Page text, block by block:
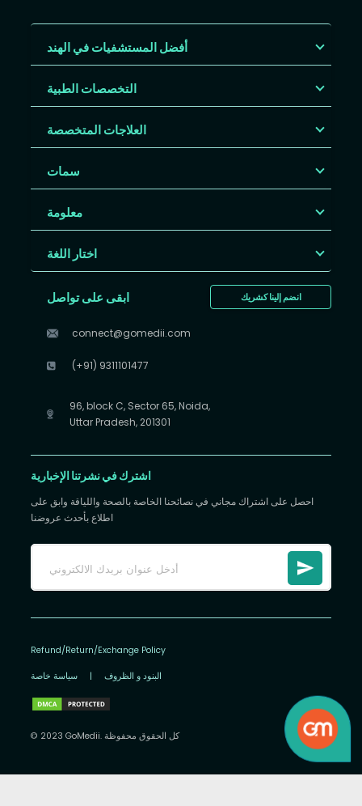
أفضل المستشفيات في الهند
التخصصات الطبية
العلاجات المتخصصة
سمات
معلومة
اختار اللغة
انضم إلينا كشريك ابقى على تواصل
connect@gomedii.com
(+91) 9311101477
96, block C, Sector 65, Noida,
Uttar Pradesh, 201301
اشترك في نشرتنا الإخبارية
احصل على اشتراك مجاني في نصائحنا الخاصة بالصحة واللياقة وابق على
اطلاع بأحدث عروضنا
Refund/Return/Exchange Policy
سياسة خاصة | البنود و الظروف
© 2023 GoMedii. كل الحقوق محفوظة